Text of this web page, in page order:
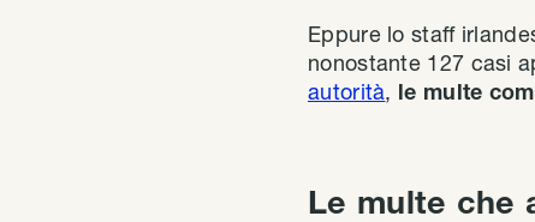
Eppure lo staff
nonostante 127 casi
autorità, le multe
Le multe che